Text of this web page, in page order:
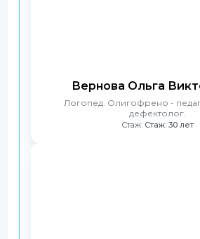
Вернова Ольга
Логопед. Олигофрено -
дефектолог.
Стаж: Стаж: 30 лет